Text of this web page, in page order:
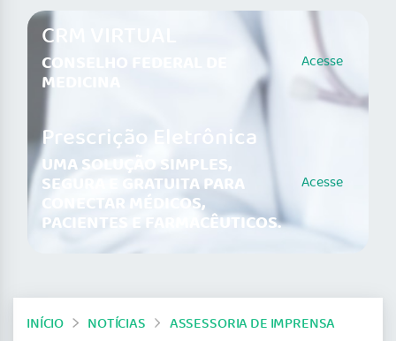
CRM VIRTUAL
CONSELHO FEDERAL DE
MEDICINA
Acesse
Prescrição Eletrônica
UMA SOLUÇÃO SIMPLES,
SEGURA E GRATUITA PARA
CONECTAR MÉDICOS,
PACIENTES E FARMACÊUTICOS.
Acesse
INÍCIO NOTÍCIAS
ASSESSORIA DE IMPRENSA